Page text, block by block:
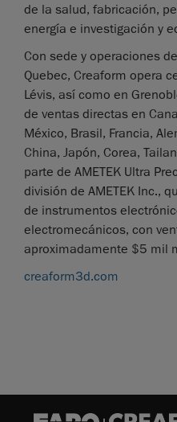
de la salud, fabricación,
energía e investigación y
Con sede y operaciones
Quebec, Creaform opera
Lévis, así como en
de ventas directas en
México, Brasil, Francia,
China, Japón, Corea,
parte de AMETEK Ultra
división de AMETEK Inc.,
de instrumentos
electromecánicos, con
aproximadamente $5 mil
creaform3d.com